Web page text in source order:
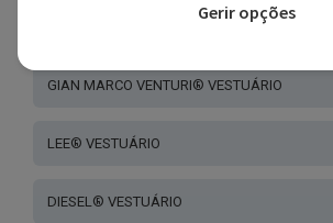
GIAN MARCO VENTURI® VESTUÁRIO
LEE® VESTUÁRIO
DIESEL® VESTUÁRIO
Gerir opções